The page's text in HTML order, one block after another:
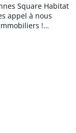
Square Habitat
appel à nous
!